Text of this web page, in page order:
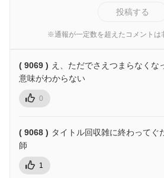
投稿する
※通報が一定数を超えたコメントは
( 9069 ) え、ただでさえつまらなくな
意味がわからない
0
( 9068 ) タイトル回収雑に終わってぐ
師
1